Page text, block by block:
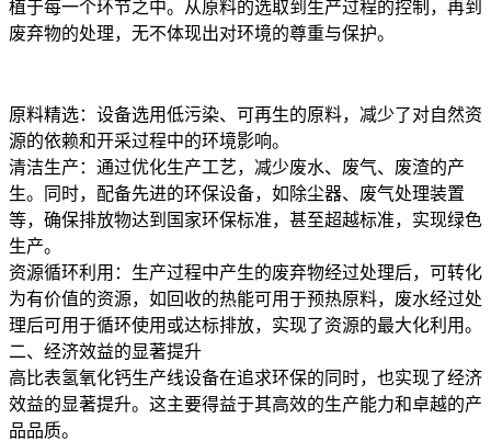
植于每一个环节之中。从原料的选取到生产过程的控制，再到
废弃物的处理，无不体现出对环境的尊重与保护。
原料精选：设备选用低污染、可再生的原料，减少了对自然资
源的依赖和开采过程中的环境影响。
清洁生产：通过优化生产工艺，减少废水、废气、废渣的产
生。同时，配备先进的环保设备，如除尘器、废气处理装置
等，确保排放物达到国家环保标准，甚至超越标准，实现绿色
生产。
资源循环利用：生产过程中产生的废弃物经过处理后，可转化
为有价值的资源，如回收的热能可用于预热原料，废水经过处
理后可用于循环使用或达标排放，实现了资源的最大化利用。
二、经济效益的显著提升
高比表氢氧化钙生产线设备在追求环保的同时，也实现了经济
效益的显著提升。这主要得益于其高效的生产能力和卓越的产
品品质。